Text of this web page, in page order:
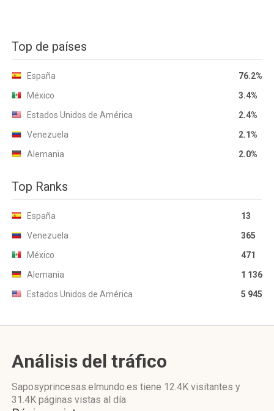
Top de países
España
76.2%
México
3.4%
Estados Unidos de América
2.4%
Venezuela
2.1%
Alemania
2.0%
Top Ranks
España
13
Venezuela
365
México
471
Alemania
1 136
Estados Unidos de América
5 945
Análisis del tráfico
Saposyprincesas.elmundo.es tiene 12.4K visitantes y
31.4K páginas vistas al día